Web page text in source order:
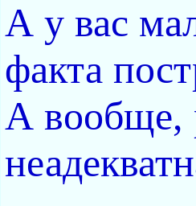
А у вас
факта
А вообще,